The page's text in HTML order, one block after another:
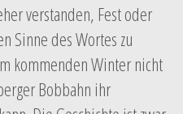
verstanden, Fest oder
Sinne des Wortes zu
kommenden Winter nicht
Bobbahn ihr